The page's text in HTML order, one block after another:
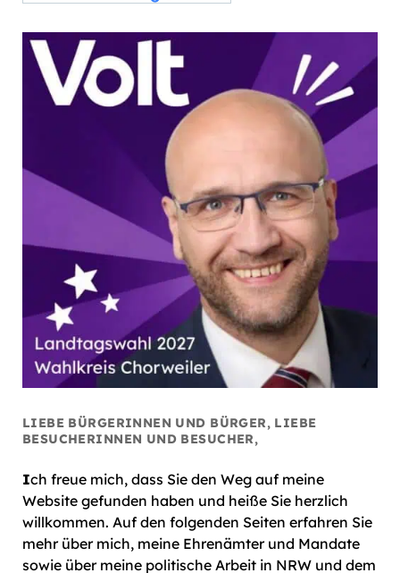
LIEBE BÜRGERINNEN UND BÜRGER, LIEBE
BESUCHERINNEN UND BESUCHER,
Ich freue mich, dass Sie den Weg auf meine
Website gefunden haben und heiße Sie herzlich
willkommen. Auf den folgenden Seiten erfahren Sie
mehr über mich, meine Ehrenämter und Mandate
sowie über meine politische Arbeit in NRW und dem